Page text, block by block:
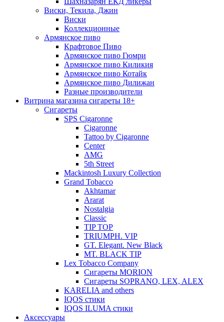
Виски, Текила, Джин
Виски
Коллекционные
Армянское пиво
Крафтовое Пиво
Армянское пиво Гюмри
Армянское пиво Киликия
Армянское пиво Котайк
Армянское пиво Дилижан
Разные производители
Витрина магазина сигареты 18+
Cигареты
SPS Cigaronne
Сigaronne
Tattoo by Cigaronne
Center
AMG
5th Street
Mackintosh Luxury Collection
Grand Tobacco
Akhtamar
Ararat
Nostalgia
Classic
TIP TOP
TRIUMPH. VIP
GT. Elegant. New Black
MT. BLACK TIP
Lex Tobacco Company
Сигареты MORION
Сигареты SOPRANO, LEX, ALEX
KARELIA and others
IQOS стики
IQOS ILUMA стики
Аксессуары